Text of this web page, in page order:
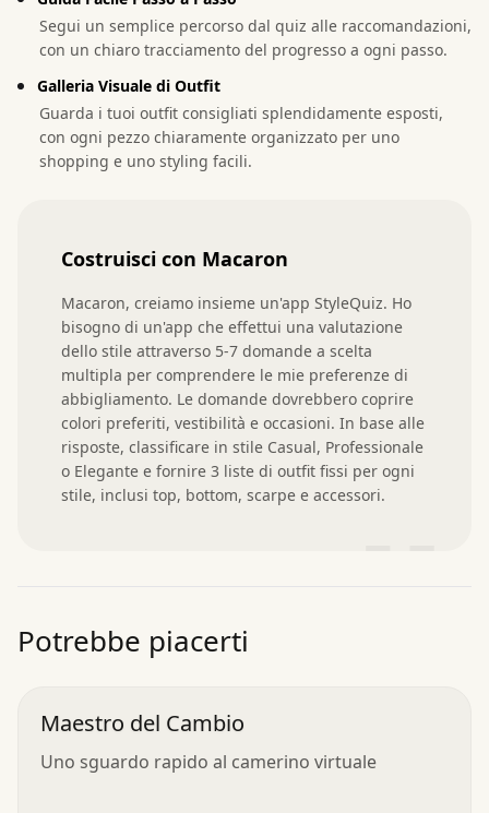
Segui un semplice percorso dal quiz alle raccomandazioni,
con un chiaro tracciamento del progresso a ogni passo.
Galleria Visuale di Outfit
Guarda i tuoi outfit consigliati splendidamente esposti,
con ogni pezzo chiaramente organizzato per uno
shopping e uno styling facili.
Costruisci con Macaron
Macaron, creiamo insieme un'app StyleQuiz. Ho
bisogno di un'app che effettui una valutazione
dello stile attraverso 5-7 domande a scelta
multipla per comprendere le mie preferenze di
abbigliamento. Le domande dovrebbero coprire
colori preferiti, vestibilità e occasioni. In base alle
risposte, classificare in stile Casual, Professionale
o Elegante e fornire 3 liste di outfit fissi per ogni
stile, inclusi top, bottom, scarpe e accessori.
Potrebbe piacerti
Maestro del Cambio
Uno sguardo rapido al camerino virtuale